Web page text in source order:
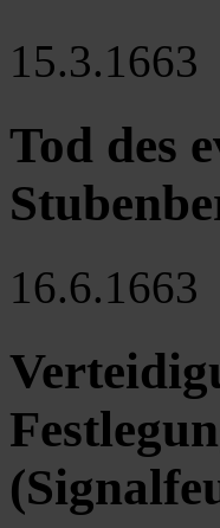
15.3.1663
Tod des
16.6.1663